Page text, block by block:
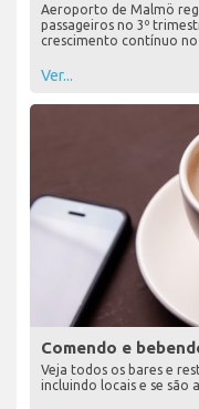
Aeroporto de Malmö
passageiros no 3º
crescimento contínuo no
Ver...
Comendo e
Veja todos os bares e
incluindo locais e se são